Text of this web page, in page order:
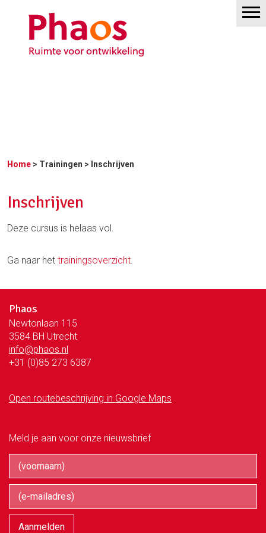
Home > Trainingen > Inschrijven
Inschrijven
Deze cursus is helaas vol.
Ga naar het trainingsoverzicht
Phaos
Newtonlaan 115
3584 BH Utrecht
info@phaos.nl
+31 (0)85 273 6387
Open routebeschrijving in Google Maps
Meld je aan voor onze nieuwsbrief